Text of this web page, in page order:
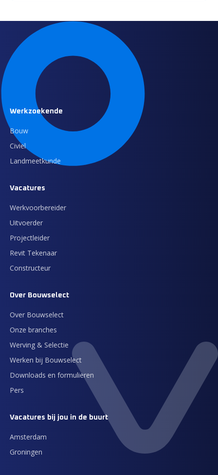
Werkzoekende
Bouw
Civiel
Landmeetkunde
Vacatures
Werkvoorbereider
Uitvoerder
Projectleider
Revit Tekenaar
Constructeur
Over Bouwselect
Over Bouwselect
Onze branches
Werving & Selectie
Werken bij Bouwselect
Downloads en formulieren
Pers
Vacatures bij jou in de buurt
Amsterdam
Groningen